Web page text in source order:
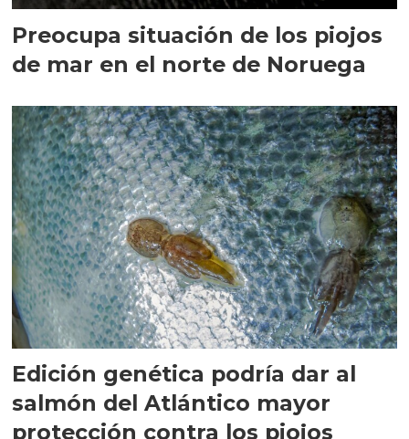
Preocupa situación de los piojos
de mar en el norte de Noruega
Edición genética podría dar al
salmón del Atlántico mayor
protección contra los piojos